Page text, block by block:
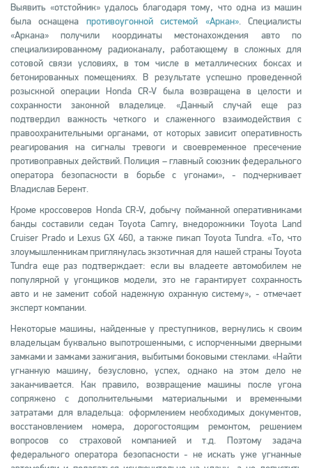
Выявить «отстойник» удалось благодаря тому, что одна из машин
была оснащена противоугонной системой «Аркан». Специалисты
«Аркана» получили координаты местонахождения авто по
специализированному радиоканалу, работающему в сложных для
сотовой связи условиях, в том числе в металлических боксах и
бетонированных помещениях. В результате успешно проведенной
розыскной операции Honda CR-V была возвращена в целости и
сохранности законной владелице. «Данный случай еще раз
подтвердил важность четкого и слаженного взаимодействия с
правоохранительными органами, от которых зависит оперативность
реагирования на сигналы тревоги и своевременное пресечение
противоправных действий. Полиция – главный союзник федерального
оператора безопасности в борьбе с угонами», - подчеркивает
Владислав Берент.
Кроме кроссоверов Honda CR-V, добычу пойманной оперативниками
банды составили седан Toyota Camry, внедорожники Toyota Land
Cruiser Prado и Lexus GX 460, а также пикап Toyota Tundra. «То, что
злоумышленникам приглянулась экзотичная для нашей страны Toyota
Tundra еще раз подтверждает: если вы владеете автомобилем не
популярной у угонщиков модели, это не гарантирует сохранность
авто и не заменит собой надежную охранную систему», - отмечает
эксперт компании.
Некоторые машины, найденные у преступников, вернулись к своим
владельцам буквально выпотрошенными, с испорченными дверными
замками и замками зажигания, выбитыми боковыми стеклами. «Найти
угнанную машину, безусловно, успех, однако на этом дело не
заканчивается. Как правило, возвращение машины после угона
сопряжено с дополнительными материальными и временными
затратами для владельца: оформлением необходимых документов,
восстановлением номера, дорогостоящим ремонтом, решением
вопросов со страховой компанией и т.д. Поэтому задача
федерального оператора безопасности - не искать уже угнанные